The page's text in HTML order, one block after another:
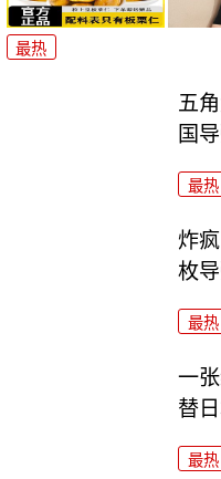
最热
五
国
最热
炸
枚
最热
一
替日
最热